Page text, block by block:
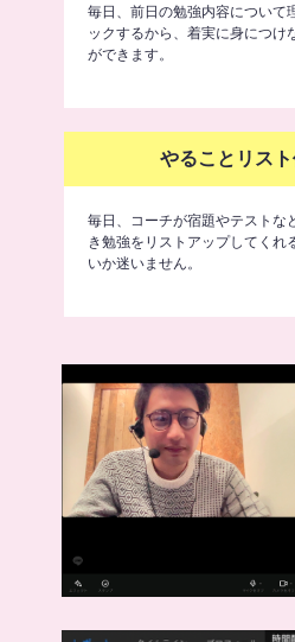
毎日、前日の勉強内容について
ックするから、着実に身につけ
ができます。
やることリス
毎日、コーチが宿題やテストな
き勉強をリストアップしてくれ
いか迷いません。